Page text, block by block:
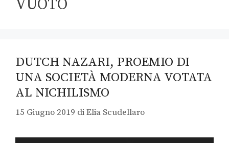
VUOTO
DUTCH NAZARI, PROEMIO DI
UNA SOCIETÀ MODERNA VOTATA
AL NICHILISMO
15 Giugno 2019 diElia Scudellaro